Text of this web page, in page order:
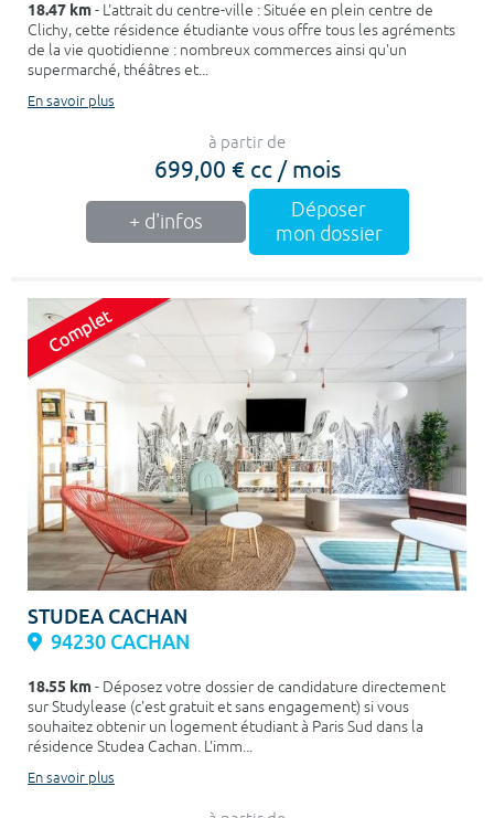
18.47 km- L'attrait du centre-ville : Située en plein centre de
Clichy, cette résidence étudiante vous offre tous les agréments
de la vie quotidienne : nombreux commerces ainsi qu'un
supermarché, théâtres et...
En savoir plus
à partir de
699,00 € cc / mois
+ d'infos
Déposer
mon dossier
STUDEA CACHAN
94230 CACHAN
18.55 km- Déposez votre dossier de candidature directement
sur Studylease (c'est gratuit et sans engagement) si vous
souhaitez obtenir un logement étudiant à Paris Sud dans la
résidence Studea Cachan. L'imm...
En savoir plus